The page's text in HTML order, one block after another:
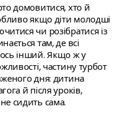
домовитися, хто й
якщо діти молодші
чи розібратися із
там, де всі
інший. Якщо ж у
частину турбот
дня: дитина
й після уроків,
сидить сама.